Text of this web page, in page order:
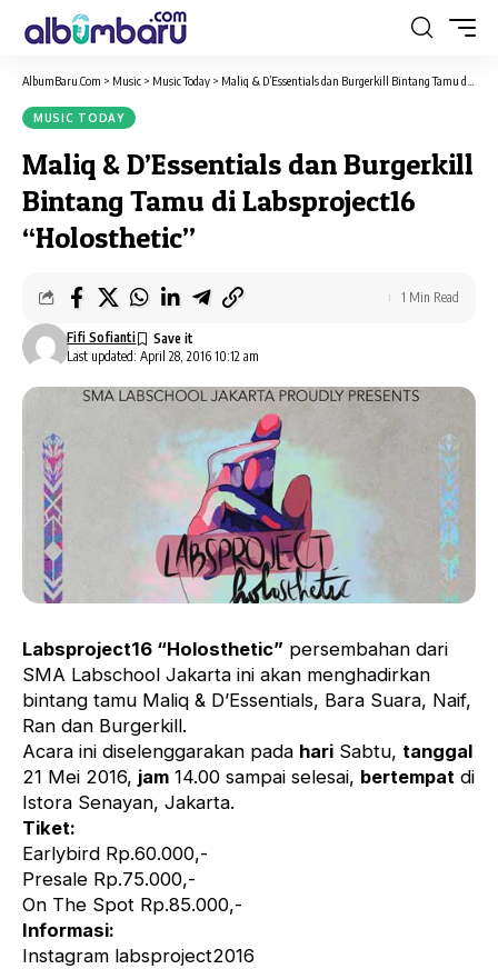
AlbumBaru.Com > Music > Music Today > Maliq & D’Essentials dan Burgerkill Bintang Tamu di Labsproject16 “Holosthetic”
MUSIC TODAY
Maliq & D’Essentials dan Burgerkill
Bintang Tamu di Labsproject16
“Holosthetic”
Last updated: April 28, 2016 10:12 am
Fifi Sofianti
1 Min Read
Labsproject16 “Holosthetic” persembahan dari
SMA Labschool Jakarta ini akan menghadirkan
bintang tamu Maliq & D’Essentials, Bara Suara, Naif,
Ran dan Burgerkill.
Acara ini diselenggarakan pada hari Sabtu, tanggal
21 Mei 2016, jam 14.00 sampai selesai, bertempat di
Istora Senayan, Jakarta.
Tiket:
Earlybird Rp.60.000,-
Presale Rp.75.000,-
On The Spot Rp.85.000,-
Informasi:
Instagram labsproject2016